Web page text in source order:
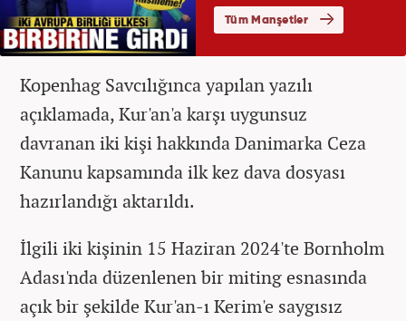
Kopenhag Savcılığınca yapılan yazılı
açıklamada, Kur'an'a karşı uygunsuz
davranan iki kişi hakkında Danimarka Ceza
Kanunu kapsamında ilk kez dava dosyası
hazırlandığı aktarıldı.
İlgili iki kişinin 15 Haziran 2024'te Bornholm
Adası'nda düzenlenen bir miting esnasında
açık bir şekilde Kur'an-ı Kerim'e saygısız